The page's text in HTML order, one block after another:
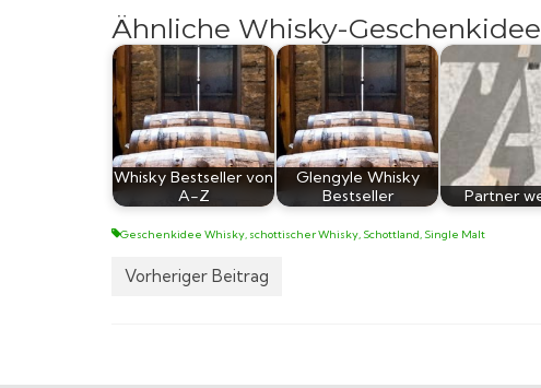
Ähnliche Whisky-
Whisky Bestseller von
A-Z
Glengyle Whisky
Bestseller
Partner
Geschenkidee Whisky, schottischer Whisky, Schottland, Single Malt
Vorheriger Beitrag